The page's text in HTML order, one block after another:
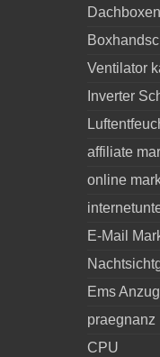
Ventilator
Inverter
affiliate
online
E-Mail
Ems
praegnanz
CPU